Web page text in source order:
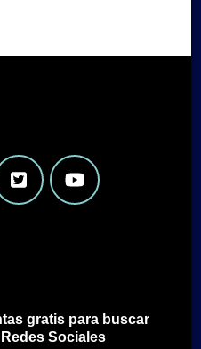
gratis para buscar
Sociales